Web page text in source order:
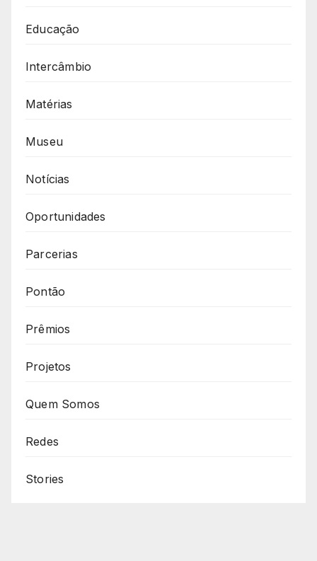
Educação
Intercâmbio
Matérias
Museu
Notícias
Oportunidades
Parcerias
Pontão
Prêmios
Projetos
Quem Somos
Redes
Stories